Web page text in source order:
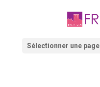
Sélectionner une page